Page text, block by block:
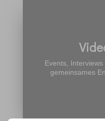
Events,
gemeinsames